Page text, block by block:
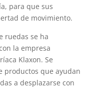
para que sus
de movimiento.
ruedas se ha
la empresa
Klaxon. Se
productos que ayudan
a desplazarse con